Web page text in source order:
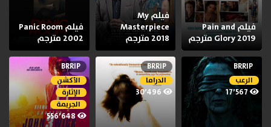
فيلم Pain and
Glory 2019 مترجم
فيلم My
Masterpiece
2018 مترجم
فيلم Panic Room
2002 مترجم
BRRIP
الرعب
BRRIP
الدراما
30٬496
BRRIP
الأكشن
الإثارة
الجريمة
556٬648